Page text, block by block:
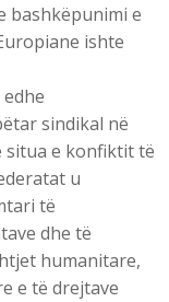
bashkëpunimi e
ishte
sindikal në
situa e konfiktit të
u
të
dhe të
humanitare,
e të drejtave